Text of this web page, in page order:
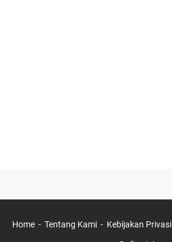
Home Tentang Kami Kebijakan Privasi